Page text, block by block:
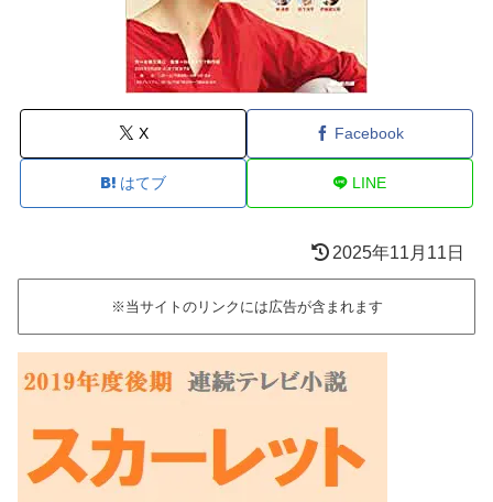
X Facebook
はてブ LINE
2025年11月11日
※当サイトのリンクには広告が含まれます